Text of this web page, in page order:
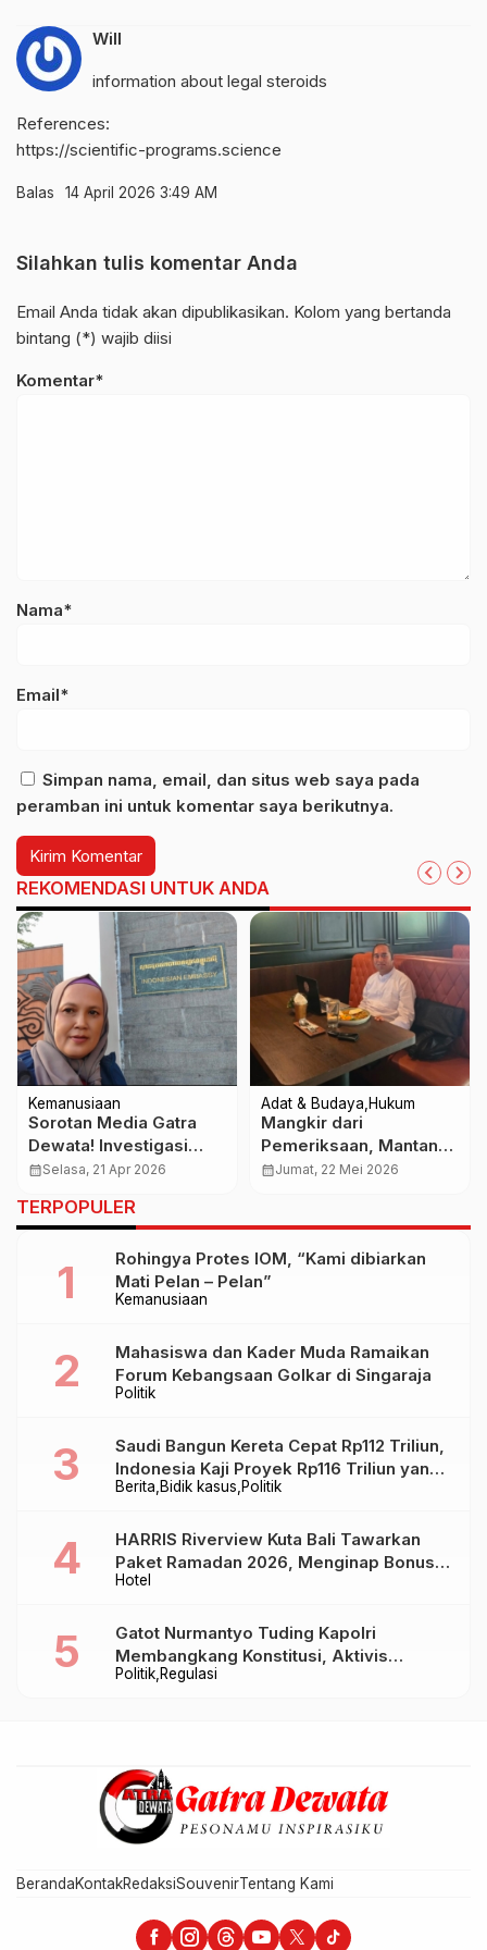
Will
information about legal steroids
References:
https://scientific-programs.science
Balas 14 April 2026 3:49 AM
Silahkan tulis komentar Anda
Email Anda tidak akan dipublikasikan. Kolom yang bertanda
bintang (*) wajib diisi
Komentar*
Nama*
Email*
Simpan nama, email, dan situs web saya pada
peramban ini untuk komentar saya berikutnya.
REKOMENDASI UNTUK ANDA
Kemanusiaan
Sorotan Media Gatra
Dewata! Investigasi
Netti Herawati Bongkar
Kamboja
calendar_monthSelasa, 21 Apr 2026
Adat & Budaya Hukum
Mangkir dari
Pemeriksaan, Mantan
Bandesa Adat Serangan
calendar_monthJumat, 22 Mei 2026
TERPOPULER
Kemanusiaan
Rohingya Protes IOM, “Kami dibiarkan
Mati Pelan – Pelan”
Politik
Mahasiswa dan Kader Muda Ramaikan
Forum Kebangsaan Golkar di Singaraja
Berita Bidik kasus Politik
Saudi Bangun Kereta Cepat Rp112 Triliun,
Indonesia Kaji Proyek Rp116 Triliun yang
Baru Sampai Bandung
Hotel
HARRIS Riverview Kuta Bali Tawarkan
Paket Ramadan 2026, Menginap Bonus
Takjil hingga Bukber Mulai Rp88.888
Politik Regulasi
Gatot Nurmantyo Tuding Kapolri
Membangkang Konstitusi, Aktivis
Tegaskan Polri Tak Punya Sejarah
BerandaKontakRedaksiSouvenirTentang Kami